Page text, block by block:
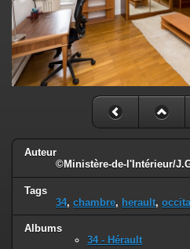
Auteur
©Ministère-de-l'Intérieur/
Tags
34, chambre, herault,
Albums
34 - Hérault